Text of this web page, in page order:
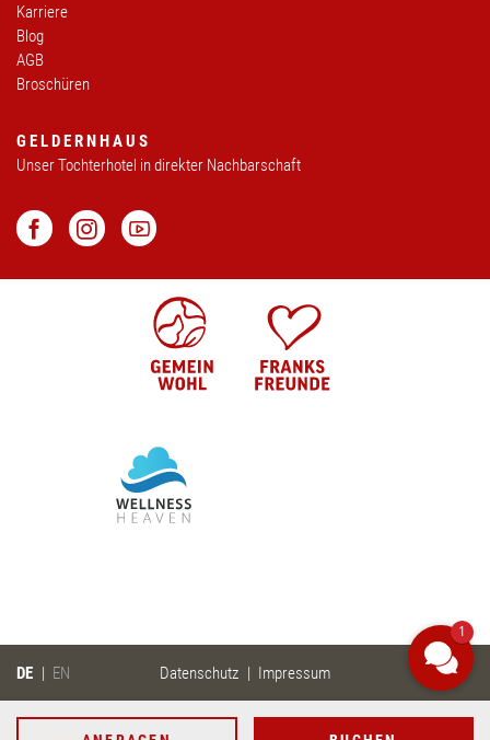
WELLNESSANWENDUNG BUCHEN
Karriere
Blog
AGB
Broschüren
GELDERNHAUS
Unser Tochterhotel in direkter Nachbarschaft
DE EN Datenschutz Impressum
1